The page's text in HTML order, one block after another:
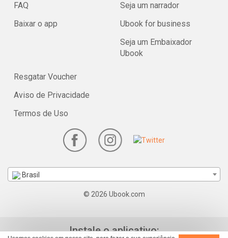
FAQ
Baixar o app
Seja um narrador
Ubook for business
Seja um Embaixador
Ubook
Resgatar Voucher
Aviso de Privacidade
Termos de Uso
Brasil
© 2026 Ubook.com
Instale o aplicativo: